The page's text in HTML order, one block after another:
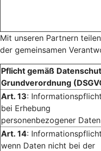
Mit unseren Partnern
der gemeinsamen
Pflicht gemäß
Grundverordnung
Art. 13: Informationspflicht
bei Erhebung
personenbezogener Daten
Art. 14:
wenn Daten nicht bei der